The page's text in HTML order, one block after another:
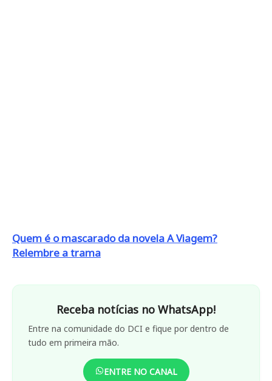
Quem é o mascarado da novela A Viagem?
Relembre a trama
Receba notícias no WhatsApp!
Entre na comunidade do DCI e fique por dentro de
tudo em primeira mão.
ENTRE NO CANAL